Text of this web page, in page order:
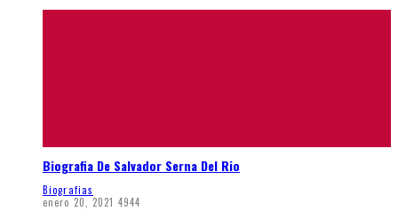
Biografia De Salvador Serna Del Rio
Biografias
enero 20, 2021 4944